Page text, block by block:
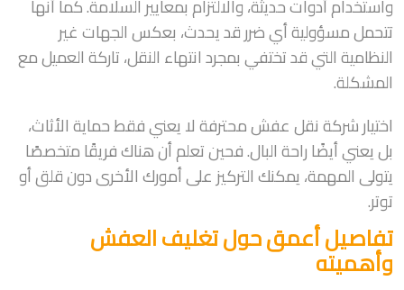
واستخدام أدوات حديثة، والالتزام بمعايير السلامة. كما أنها
تتحمل مسؤولية أي ضرر قد يحدث، بعكس الجهات غير
النظامية التي قد تختفي بمجرد انتهاء النقل، تاركة العميل مع
المشكلة.
اختيار شركة نقل عفش محترفة لا يعني فقط حماية الأثاث،
بل يعني أيضًا راحة البال. فحين تعلم أن هناك فريقًا متخصصًا
يتولى المهمة، يمكنك التركيز على أمورك الأخرى دون قلق أو
توتر.
تفاصيل أعمق حول تغليف العفش
وأهميته